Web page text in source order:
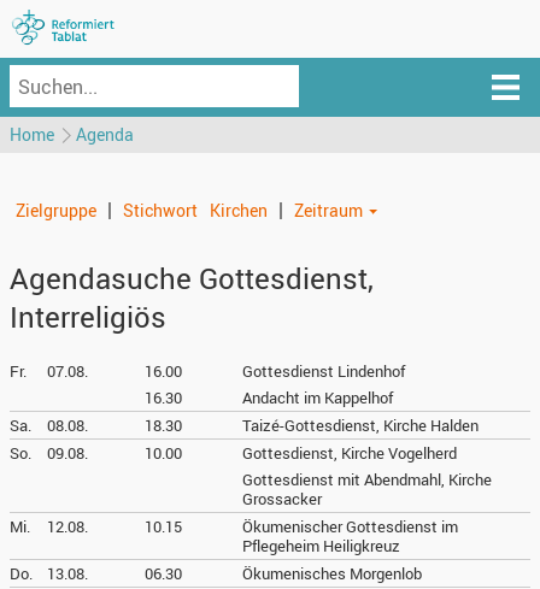
Home Agenda
Zielgruppe | Stichwort Kirchen | Zeitraum
Agendasuche Gottesdienst,
Interreligiös
Fr. 07.08. 16.00
Gottesdienst Lindenhof
16.30
Andacht im Kappelhof
Sa.
08.08. 18.30
Taizé-Gottesdienst, Kirche Halden
So.
09.08. 10.00
Gottesdienst, Kirche Vogelherd
Gottesdienst mit Abendmahl, Kirche
Grossacker
Mi.
12.08. 10.15
Ökumenischer Gottesdienst im
Pflegeheim Heiligkreuz
Do.
13.08. 06.30
Ökumenisches Morgenlob